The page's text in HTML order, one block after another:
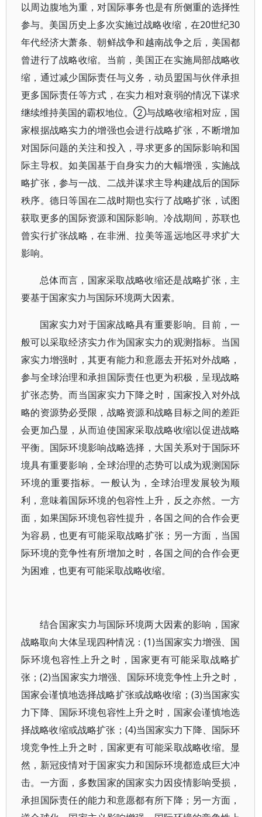
以周边腹地为重，对国际事务也是有所侧重的选择性
参与。美国历史上多次实施过战略收缩，在20世纪30
年代经济大萧条、朝鲜战争和越南战争之后，美国都
曾进行了战略收缩。当前，美国正在实施局部战略收
缩，通过减少国际责任与义务，动员盟国与伙伴承担
更多国际责任等方式，在实力相对衰弱的情况下谋求
继续维持美国的霸权地位。②与战略收缩相对应，国
家根据战略实力的增强也会进行战略扩张，不断增加
对国际问题的关注和投入，寻求更多的国际影响和国
际主导权。如美国基于自身实力的大幅增强，实施战
略扩张，参与一战、二战并谋求主导构建战后的国际
秩序。德日等国在二战时期也实行了战略扩张，试图
获取更多的国际资源和国际影响。冷战期间，苏联也
曾实行扩张战略，在非洲、拉美等遥远地区寻求扩大
影响。
总体而言，国家采取战略收缩还是战略扩张，主
要基于国家实力与国际环境两大因素。
国家实力对于国家战略具有重要影响。目前，一
般可以采取经济实力作为国家实力的观测指标。当国
家实力增强时，其更有能力和意愿去开拓对外战略，
参与全球治理和承担国际责任也更为积极，呈现战略
扩张态势。而当国家实力下降之时，国家投入对外战
略的资源势必受限，战略资源和战略目标之间的差距
会更加凸显，从而迫使国家采取战略收缩以促进战略
平衡。国际环境影响战略选择，大国关系对于国际环
境具有重要影响，全球治理的态势可以成为观测国际
环境的重要指标。一般认为，全球治理发展较为顺
利，意味着国际环境的包容性上升，反之亦然。一方
面，如果国际环境包容性提升，各国之间的合作会更
为容易，也更有可能采取战略扩张；另一方面，当国
际环境的竞争性有所增加之时，各国之间的合作会更
为困难，也更有可能采取战略收缩。
结合国家实力与国际环境两大因素的影响，国家
战略取向大体呈现四种情况：(1)当国家实力增强、国
际环境包容性上升之时，国家更有可能采取战略扩
张；(2)当国家实力增强、国际环境竞争性上升之时，
国家会谨慎地选择战略扩张或战略收缩；(3)当国家实
力下降、国际环境包容性上升之时，国家会谨慎地选
择战略收缩或战略扩张；(4)当国家实力下降、国际环
境竞争性上升之时，国家更有可能采取战略收缩。显
然，新冠疫情对于国家实力和国际环境都造成巨大冲
击。一方面，多数国家的国家实力因疫情影响受损，
承担国际责任的能力和意愿都有所下降；另一方面，